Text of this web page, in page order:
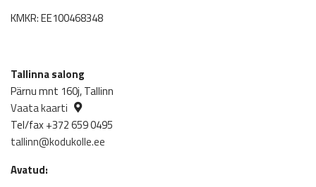
KMKR: EE100468348
Tallinna salong
Pärnu mnt 160j, Tallinn
Vaata kaarti
Tel/fax +372 659 0495
tallinn@kodukolle.ee
Avatud: